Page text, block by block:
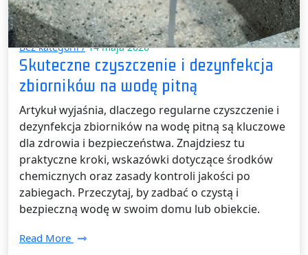
Bez kategorii /14 maja 2026
Skuteczne czyszczenie i dezynfekcja
zbiorników na wodę pitną
Artykuł wyjaśnia, dlaczego regularne czyszczenie i
dezynfekcja zbiorników na wodę pitną są kluczowe
dla zdrowia i bezpieczeństwa. Znajdziesz tu
praktyczne kroki, wskazówki dotyczące środków
chemicznych oraz zasady kontroli jakości po
zabiegach. Przeczytaj, by zadbać o czystą i
bezpieczną wodę w swoim domu lub obiekcie.
Read More